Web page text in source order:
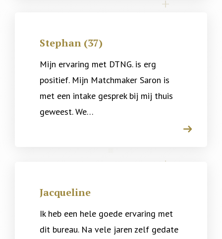
Stephan (37)
Mijn ervaring met DTNG. is erg
positief. Mijn Matchmaker Saron is
met een intake gesprek bij mij thuis
geweest. We…
arrow
Jacqueline
Ik heb een hele goede ervaring met
dit bureau. Na vele jaren zelf gedate